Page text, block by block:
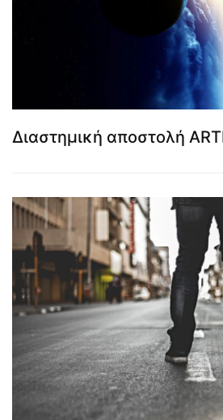
Διαστημική αποστολή